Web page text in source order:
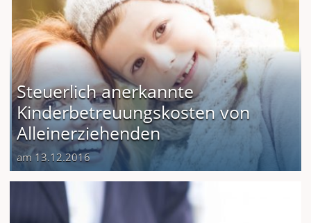
Steuerlich anerkannte
Kinderbetreuungskosten von
Alleinerziehenden
am 13.12.2016